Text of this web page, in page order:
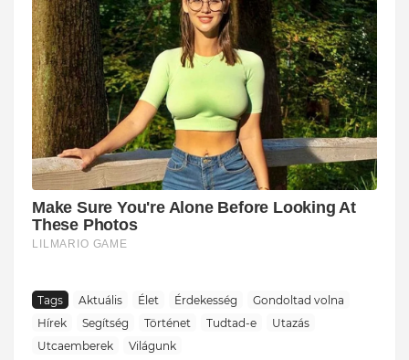
Tags Aktuális Élet Érdekesség
Gondoltad volna
Hírek
Segítség Történet Tudtad-e
Utazás
Utcaemberek
Világunk